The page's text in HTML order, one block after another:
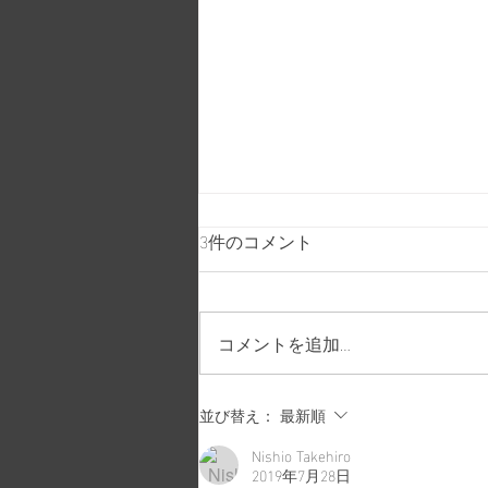
C96について
3件のコメント
コメントを追加…
並び替え： 最新順
Nishio Takehiro
2019年7月28日